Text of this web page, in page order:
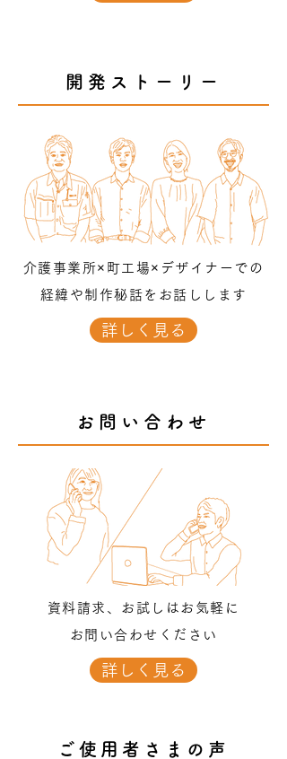
開発ストーリー
介護事業所×町工場×デザイナーでの
経緯や制作秘話をお話しします
詳しく見る
お問い合わせ
資料請求、お試しはお気軽に
お問い合わせください
詳しく見る
ご使用者さまの声